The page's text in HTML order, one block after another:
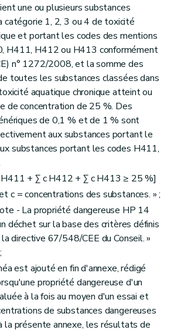
une ou plusieurs substances
catégorie 1, 2, 3 ou 4 de toxicité
et portant les codes des mentions
H411, H412 ou H413 conformément
n° 1272/2008, et la somme des
toutes les substances classées dans
aquatique chronique atteint ou
de concentration de 25 %. Des
de 0,1 % et de 1 % sont
aux substances portant le
substances portant les codes H411,
+ Σ c H412 + Σ c H413 ≥ 25 %]
c = concentrations des substances. » ;
- La propriété dangereuse HP 14
déchet sur la base des critères définis
directive 67/548/CEE du Conseil. »
est ajouté en fin d'annexe, rédigé
propriété dangereuse d'un
à la fois au moyen d'un essai et
de substances dangereuses
la présente annexe, les résultats de